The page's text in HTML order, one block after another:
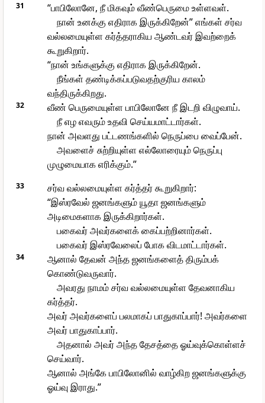
31
“பாபிலோனே, நீ மிகவும் வீண்பெருமை உள்ளவள்.
நான் உனக்கு எதிராக இருக்கிறேன்” எங்கள் சர்வ
வல்லமையுள்ள கர்த்தராகிய ஆண்டவர் இவற்றைக்
கூறுகிறார்.
“நான் உங்களுக்கு எதிராக இருக்கிறேன்.
நீங்கள் தண்டிக்கப்படுவதற்குரிய காலம்
வந்திருக்கிறது.
32
வீண் பெருமையுள்ள பாபிலோனே நீ இடறி விழுவாய்.
நீ எழ எவரும் உதவி செய்யமாட்டார்கள்.
நான் அவளது பட்டணங்களில் நெருப்பை வைப்பேன்.
அவளைச் சுற்றியுள்ள எல்லோரையும் நெருப்பு
முழுமையாக எரிக்கும்.”
33
சர்வ வல்லமையுள்ள கர்த்தர் கூறுகிறார்:
“இஸ்ரவேல் ஜனங்களும் யூதா ஜனங்களும்
அடிமைகளாக இருக்கிறார்கள்.
பகைவர் அவர்களைக் கைப்பற்றினார்கள்.
பகைவர் இஸ்ரவேலைப் போக விடமாட்டார்கள்.
34
ஆனால் தேவன் அந்த ஜனங்களைத் திரும்பக்
கொண்டுவருவார்.
அவரது நாமம் சர்வ வல்லமையுள்ள தேவனாகிய
கர்த்தர்.
அவர் அவர்களைப் பலமாகப் பாதுகாப்பார்! அவர்களை
அவர் பாதுகாப்பார்.
அதனால் அவர் அந்த தேசத்தை ஓய்வுக்கொள்ளச்
செய்வார்.
ஆனால் அங்கே பாபிலோனில் வாழ்கிற ஜனங்களுக்கு
ஓய்வு இராது.”